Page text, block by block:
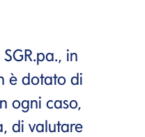
in
è dotato di
ogni caso,
di valutare